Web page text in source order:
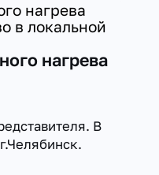
нагрева
В
нагрева
в локальной